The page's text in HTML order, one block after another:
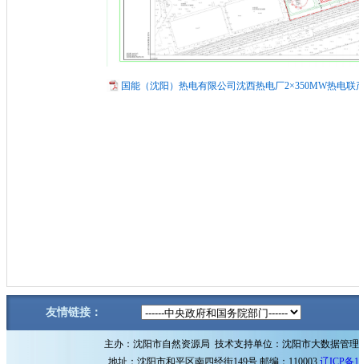
国能（沈阳）热电有限公司沈西热电厂2×350MW热电
友情链接：
主办：沈阳市自然资源局 技术支持单位：沈阳市大数据管
地址：沈阳市和平区南四经街149号 邮编：110003 辽ICP备